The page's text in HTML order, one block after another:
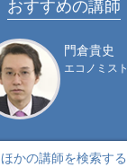
門倉貴史
エコノミスト
ほかの講師を検索する